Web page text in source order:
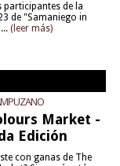
participantes de la
de "Samaniego in
(leer más)
Market -
Edición
con ganas de The